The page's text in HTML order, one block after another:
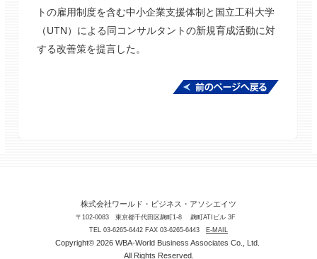
トの雇用制度を含む中小企業支援体制と国立工科大学
（UTN）による同コンサルタントの新規育成活動に対
する改善策を提言した。
株式会社ワールド・ビジネス・アソシエイツ
〒102-0083 東京都千代田区麹町1-8 麹町ATIビル 3F
TEL 03-6265-6442 FAX 03-6265-6443 E-MAIL
Copyright© 2026 WBA-World Business Associates Co., Ltd.
All Rights Reserved.